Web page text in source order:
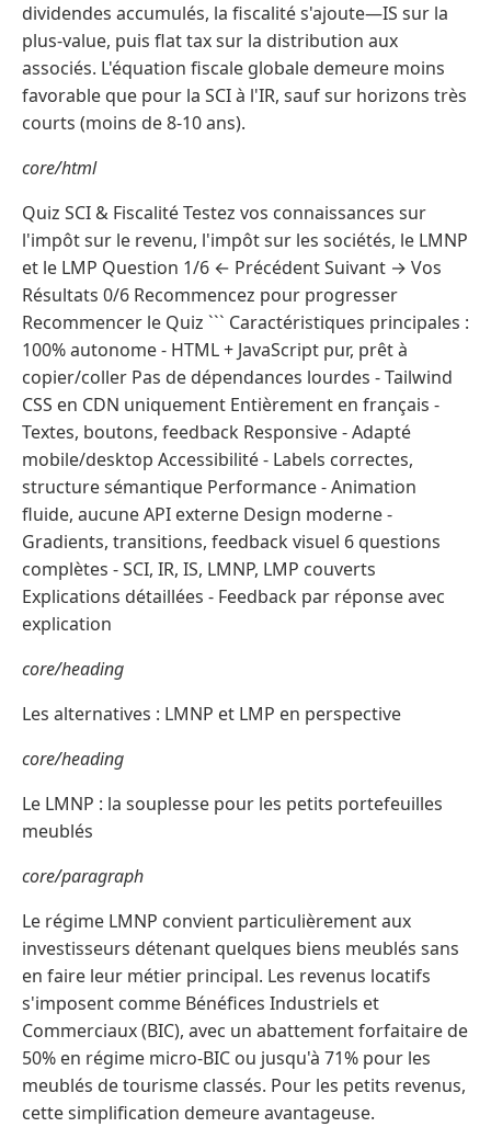
dividendes accumulés, la fiscalité s'ajoute—IS sur la
plus-value, puis flat tax sur la distribution aux
associés. L'équation fiscale globale demeure moins
favorable que pour la SCI à l'IR, sauf sur horizons très
courts (moins de 8-10 ans).
core/html
Quiz SCI & Fiscalité Testez vos connaissances sur
l'impôt sur le revenu, l'impôt sur les sociétés, le LMNP
et le LMP Question 1/6 ← Précédent Suivant → Vos
Résultats 0/6 Recommencez pour progresser
Recommencer le Quiz ``` Caractéristiques principales :
100% autonome - HTML + JavaScript pur, prêt à
copier/coller Pas de dépendances lourdes - Tailwind
CSS en CDN uniquement Entièrement en français -
Textes, boutons, feedback Responsive - Adapté
mobile/desktop Accessibilité - Labels correctes,
structure sémantique Performance - Animation
fluide, aucune API externe Design moderne -
Gradients, transitions, feedback visuel 6 questions
complètes - SCI, IR, IS, LMNP, LMP couverts
Explications détaillées - Feedback par réponse avec
explication
core/heading
Les alternatives : LMNP et LMP en perspective
core/heading
Le LMNP : la souplesse pour les petits portefeuilles
meublés
core/paragraph
Le régime LMNP convient particulièrement aux
investisseurs détenant quelques biens meublés sans
en faire leur métier principal. Les revenus locatifs
s'imposent comme Bénéfices Industriels et
Commerciaux (BIC), avec un abattement forfaitaire de
50% en régime micro-BIC ou jusqu'à 71% pour les
meublés de tourisme classés. Pour les petits revenus,
cette simplification demeure avantageuse.